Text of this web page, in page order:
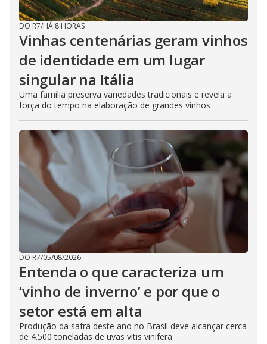
DO R7/HÁ 8 HORAS
Vinhas centenárias geram vinhos
de identidade em um lugar
singular na Itália
Uma família preserva variedades tradicionais e revela a
força do tempo na elaboração de grandes vinhos
DO R7/05/08/2026
Entenda o que caracteriza um
‘vinho de inverno’ e por que o
setor está em alta
Produção da safra deste ano no Brasil deve alcançar cerca
de 4.500 toneladas de uvas vitis vinifera